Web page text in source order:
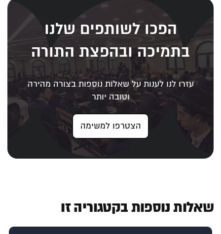
הפכו לשותפים שלנו
בתמיכה ובהפצת התורה
עזרו לנו לענות על שאלות נוספות בצורה מהירה
וטובה יותר
הצטרפו למשימה
שאלות נוספות בקטגוריה זו